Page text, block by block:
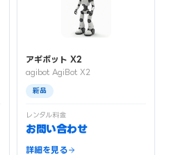
アギボット X2
agibot AgiBot X2
新品
レンタル料金
お問い合わせ
詳細を見る